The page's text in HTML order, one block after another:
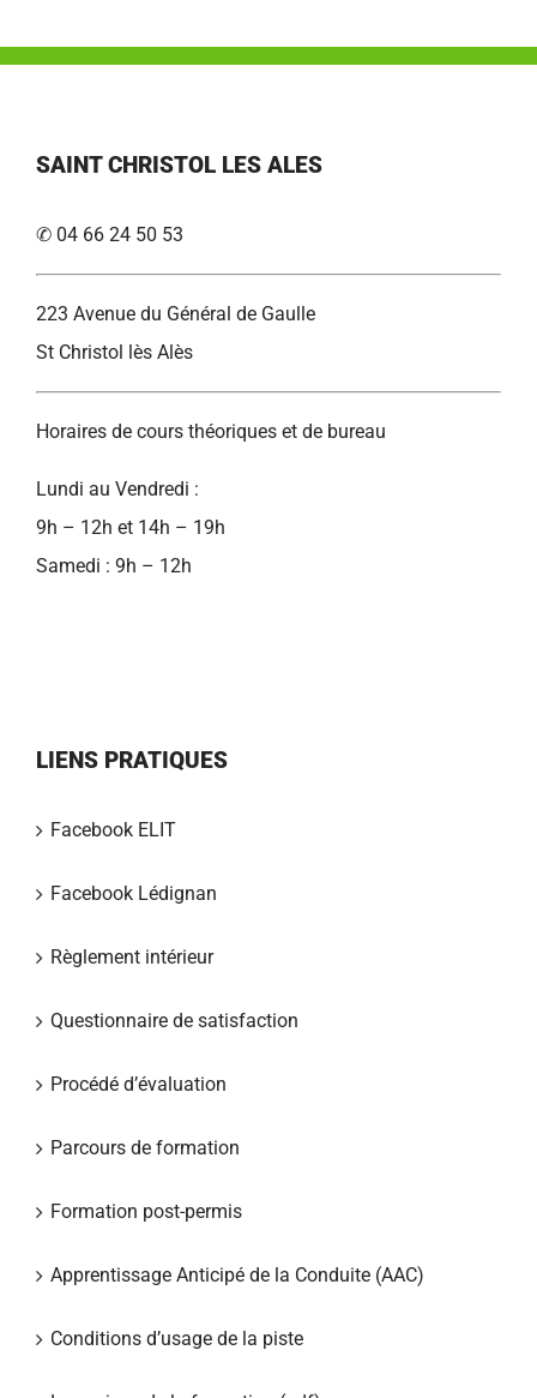
SAINT CHRISTOL LES ALES
✆ 04 66 24 50 53
223 Avenue du Général de Gaulle
St Christol lès Alès
Horaires de cours théoriques et de bureau
Lundi au Vendredi :
9h – 12h et 14h – 19h
Samedi : 9h – 12h
LIENS PRATIQUES
Facebook ELIT
Facebook Lédignan
Règlement intérieur
Questionnaire de satisfaction
Procédé d’évaluation
Parcours de formation
Formation post-permis
Apprentissage Anticipé de la Conduite (AAC)
Conditions d’usage de la piste